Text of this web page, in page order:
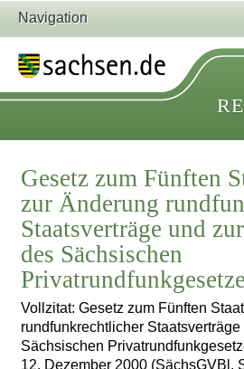
Navigation
Gesetz zum Fünften
zur Änderung
Staatsverträge und
des Sächsischen
Vollzitat: Gesetz zum Fünften
rundfunkrechtlicher
Sächsischen
12. Dezember 2000 (SächsGVBl.